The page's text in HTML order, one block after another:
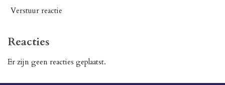
Verstuur reactie
Reacties
Er zijn geen reacties geplaatst.